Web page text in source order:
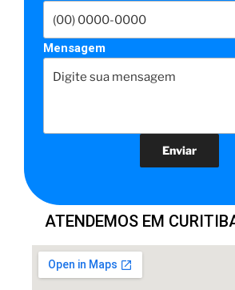
Mensagem
ATENDEMOS EM